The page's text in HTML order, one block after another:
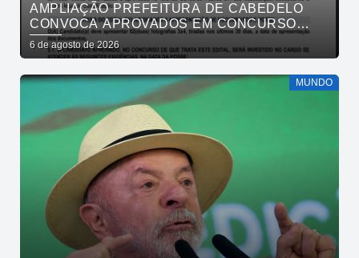
AMPLIAÇÃO PREFEITURA DE CABEDELO
CONVOCA APROVADOS EM CONCURSO
PÚBLICO DA SAÚDE PARA APRESENTAÇÃO
DE DOCUMENTOS
6 de agosto de 2026
MUNDO